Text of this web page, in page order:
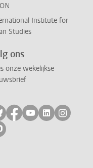
Institute for
Studies
ons
onze wekelijkse
ons op bluesky
Volg ons op
Volg ons op
Volg ons
Volg
ons op mastodon